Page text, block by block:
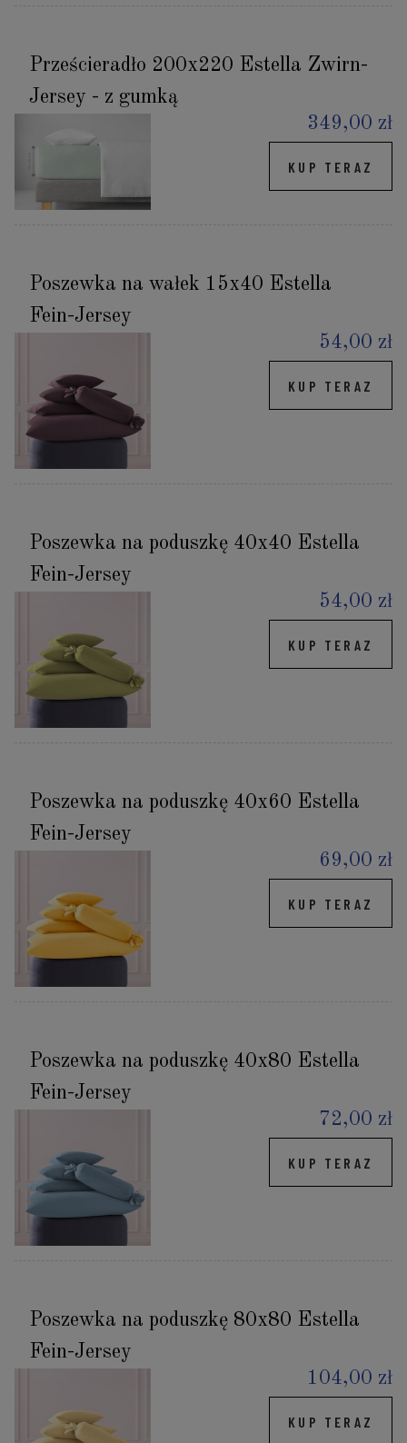
Prześcieradło 200x220 Estella Zwirn-
Jersey - z gumką
349,00 zł
KUP TERAZ
Poszewka na wałek 15x40 Estella
Fein-Jersey
54,00 zł
KUP TERAZ
Poszewka na poduszkę 40x40 Estella
Fein-Jersey
54,00 zł
KUP TERAZ
Poszewka na poduszkę 40x60 Estella
Fein-Jersey
69,00 zł
KUP TERAZ
Poszewka na poduszkę 40x80 Estella
Fein-Jersey
72,00 zł
KUP TERAZ
Poszewka na poduszkę 80x80 Estella
Fein-Jersey
104,00 zł
KUP TERAZ